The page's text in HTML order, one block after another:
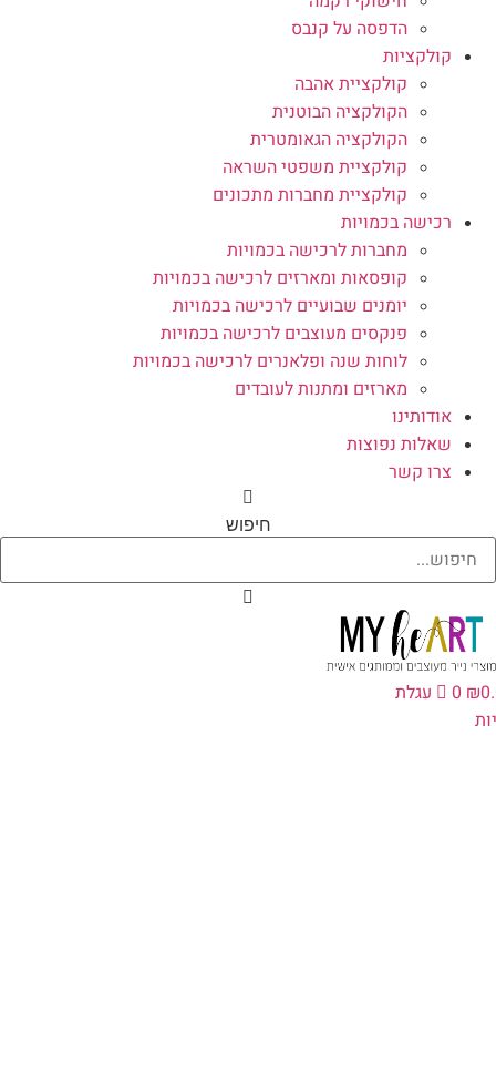
הדפסה על קנבס
קולקציות
קולקציית אהבה
הקולקציה הבוטנית
הקולקציה הגאומטרית
קולקציית משפטי השראה
קולקציית מחברות מתכונים
רכישה בכמויות
מחברות לרכישה בכמויות
קופסאות ומארזים לרכישה בכמויות
יומנים שבועיים לרכישה בכמויות
פנקסים מעוצבים לרכישה בכמויות
לוחות שנה ופלאנרים לרכישה בכמויות
מארזים ומתנות לעובדים
אודותינו
שאלות נפוצות
צרו קשר
חיפוש
₪
0
עגלת